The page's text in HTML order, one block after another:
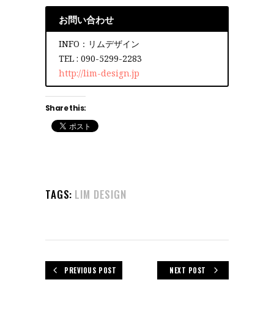
お問い合わせ
INFO：リムデザイン
TEL : 090-5299-2283
http://lim-design.jp
Share this:
TAGS: LIM DESIGN
PREVIOUS POST NEXT POST